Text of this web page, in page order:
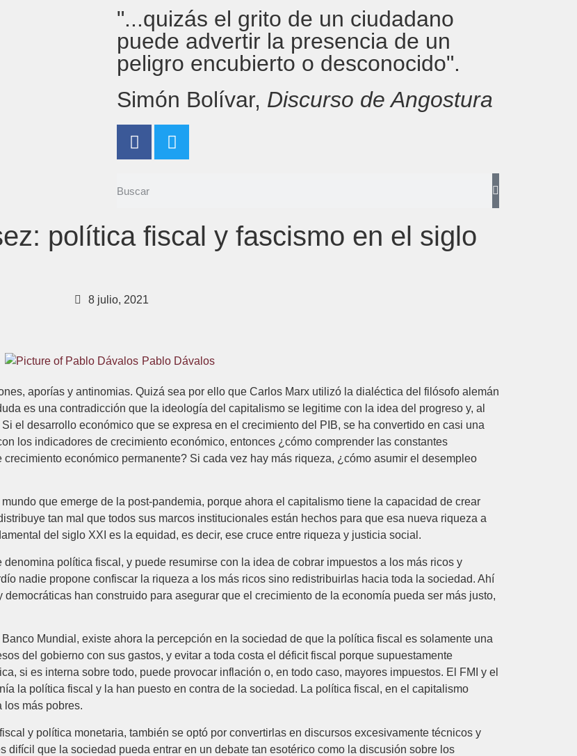
"...quizás el grito de un ciudadano
puede advertir la presencia de un
peligro encubierto o desconocido".
Simón Bolívar, Discurso de Angostura
política fiscal y fascismo en el siglo
8 julio, 2021
Pablo Dávalos
aporías y antinomias. Quizá sea por ello que Carlos Marx utilizó la dialéctica del filósofo alemán
es una contradicción que la ideología del capitalismo se legitime con la idea del progreso y, al
el desarrollo económico que se expresa en el crecimiento del PIB, se ha convertido en casi una
los indicadores de crecimiento económico, entonces ¿cómo comprender las constantes
económico permanente? Si cada vez hay más riqueza, ¿cómo asumir el desempleo
que emerge de la post-pandemia, porque ahora el capitalismo tiene la capacidad de crear
tan mal que todos sus marcos institucionales están hechos para que esa nueva riqueza a
del siglo XXI es la equidad, es decir, ese cruce entre riqueza y justicia social.
política fiscal, y puede resumirse con la idea de cobrar impuestos a los más ricos y
nadie propone confiscar la riqueza a los más ricos sino redistribuirlas hacia toda la sociedad. Ahí
han construido para asegurar que el crecimiento de la economía pueda ser más justo,
Mundial, existe ahora la percepción en la sociedad de que la política fiscal es solamente una
del gobierno con sus gastos, y evitar a toda costa el déficit fiscal porque supuestamente
si es interna sobre todo, puede provocar inflación o, en todo caso, mayores impuestos. El FMI y el
la política fiscal y la han puesto en contra de la sociedad. La política fiscal, en el capitalismo
los más pobres.
y política monetaria, también se optó por convertirlas en discursos excesivamente técnicos y
difícil que la sociedad pueda entrar en un debate tan esotérico como la discusión sobre los